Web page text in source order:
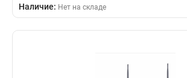
Наличие: Нет на складе